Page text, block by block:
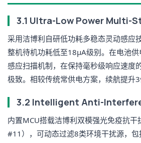
3.1 Ultra-Low Power Multi-
采用洁博利自研低功耗多稳态灵动感应
整机待机功耗低至18μA级别。在电池
感应扫描机制，在保持毫秒级响应速度
极致。相较传统常供电方案，续航提升3
3.2 Intelligent Anti-
内置MCU搭载洁博利双模强光免疫抗干
#11），可动态过滤8类环境干扰源，